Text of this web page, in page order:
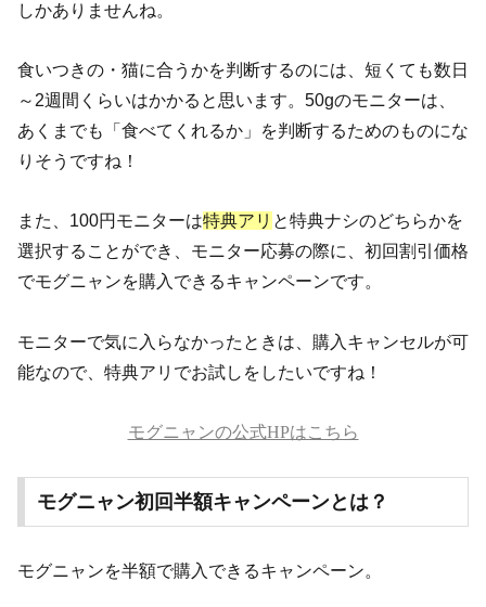
しかありませんね。
食いつきの・猫に合うかを判断するのには、短くても数日
～2週間くらいはかかると思います。50gのモニターは、
あくまでも「食べてくれるか」を判断するためのものにな
りそうですね！
また、100円モニターは特典アリ と特典ナシのどちらかを
選択することができ、モニター応募の際に、初回割引価格
でモグニャンを購入できるキャンペーンです。
モニターで気に入らなかったときは、購入キャンセルが可
能なので、特典アリでお試しをしたいですね！
モグニャンの公式HPはこちら
モグニャン初回半額キャンペーンとは？
モグニャンを半額で購入できるキャンペーン。